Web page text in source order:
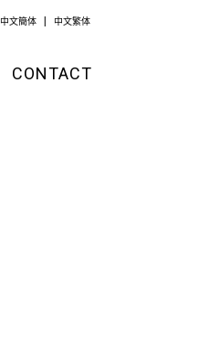
CONTACT
中文簡体 中文繁体